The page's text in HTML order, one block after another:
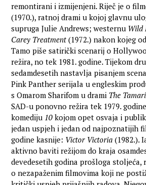
remontirani i izmijenjeni. Riječ je o
(1970.), ratnoj drami u kojoj glavnu
supruga Julie Andrews; westernu Wild
Carey Treatment(1972.) nakon kojeg
Tamo piše satirički scenarij o
režira, no tek 1981. godine. Tijekom
sedamdesetih nastavlja pisanjem
Pink Panther serijala u engleskim
s Omarom Sharifom u drami The
SAD-u ponovno režira tek 1979.
komediju 10 kojom opet osvaja i
jedan uspjeh i jedan od najpoznatijih
godine kasnije: Victor Victoria (1982.).
aktivno baviti režijom do kraja
devedesetih godina prošloga stoljeća,
o nezapaženim filmovima koji ne